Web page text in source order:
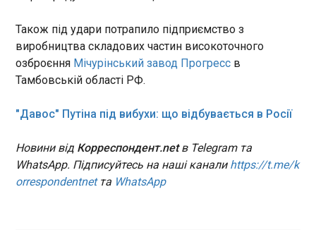
стала причиною поранень кількох місцевих
постраждалих. Про це розповів голова
Дніпропетровської ОВА Олександр Ганжа в
Telegram.
ЧИТАТЬ
Стармер планує зробити заяву про відставку
07:57:07
Прем'єр-міністр Британії Кір Стармер заявляв
своїм близьким друзям про намір скласти
повноваження. Про це заявив британський
Також під удари потрапило підприємство з
виробництва складових частин високоточного
озброєння Мічурінський завод Прогресс в
Тамбовській області РФ.
"Давос" Путіна під вибухи: що відбувається в Росії
Новини від Корреспондент.netв Telegram та
WhatsApp. Підписуйтесь на наші канали https://t.me/k
orrespondentnetта WhatsApp